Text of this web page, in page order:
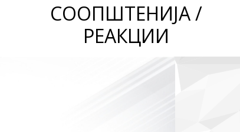
СООПШТЕНИЈА /
РЕАКЦИИ